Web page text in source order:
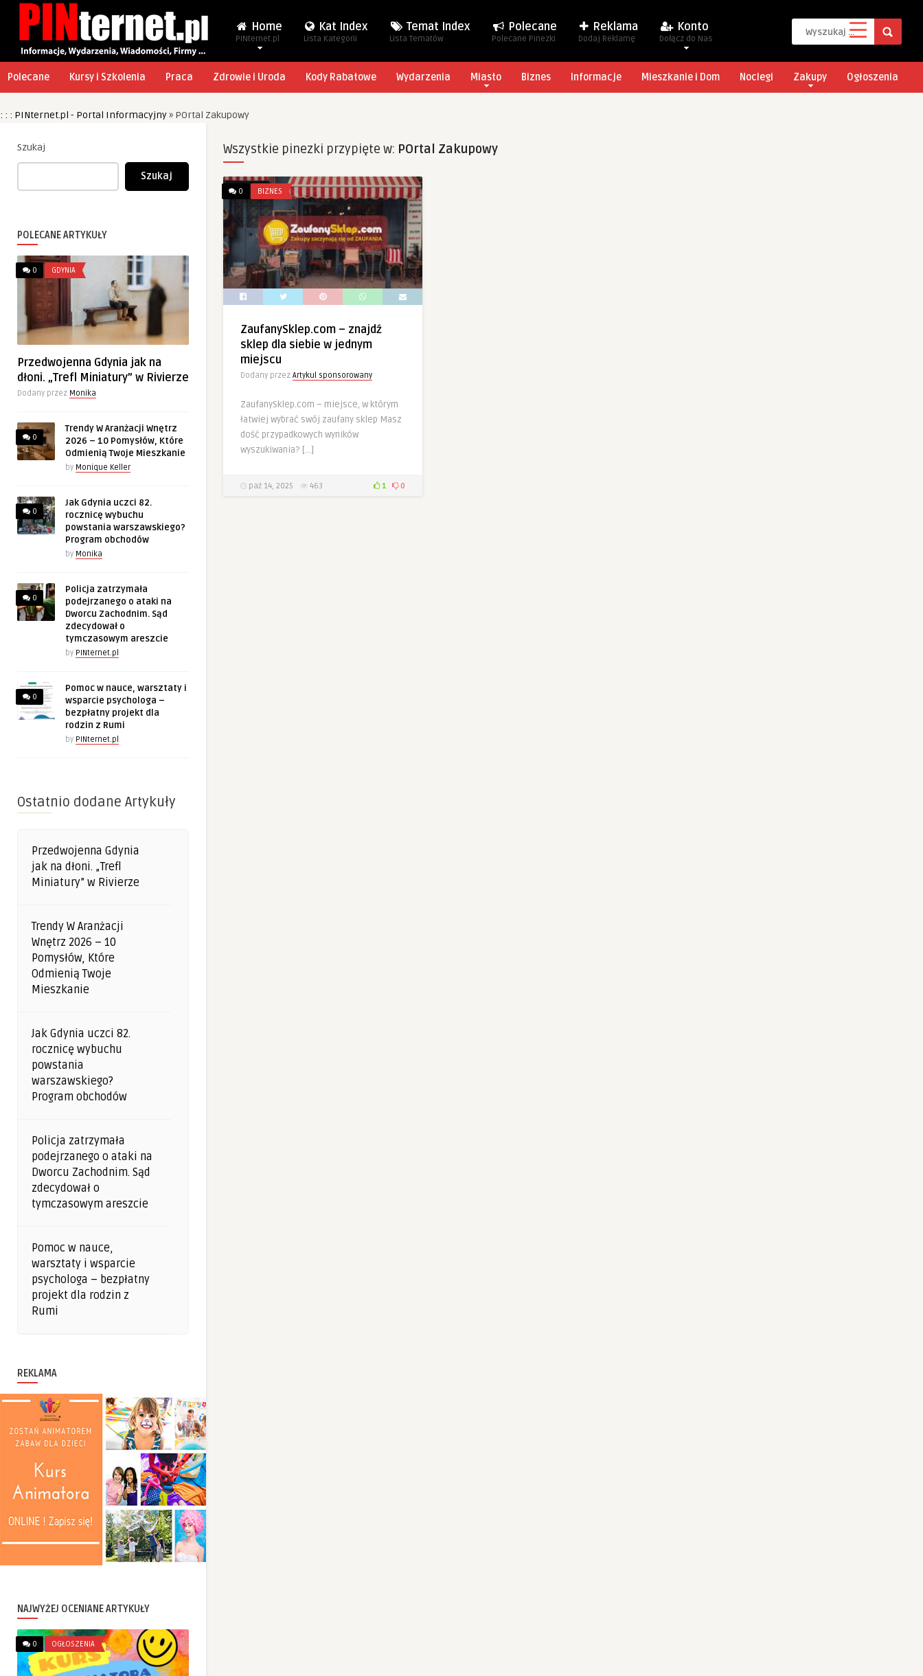
Home
PINternet.pl
Kat Index
Lista Kategorii
Temat Index
Lista Tematów
Polecane
Polecane Pinezki
Reklama
Dodaj Reklamę
Konto
Dołącz do Nas
Polecane Kursy i Szkolenia Praca Zdrowie i Uroda Kody Rabatowe Wydarzenia Miasto Biznes Informacje Mieszkanie i Dom Noclegi Zakupy Ogłoszenia
: : : PINternet.pl - Portal Informacyjny» POrtal Zakupowy
Szukaj
Szukaj
POLECANE ARTYKUŁY
0 GDYNIA
Przedwojenna Gdynia jak na
dłoni. „Trefl Miniatury” w Rivierze
Dodany przez Monika
0
Trendy W Aranżacji Wnętrz
2026 – 10 Pomysłów, Które
Odmienią Twoje Mieszkanie
by Monique Keller
0
Jak Gdynia uczci 82.
rocznicę wybuchu
powstania warszawskiego?
Program obchodów
by Monika
0
Policja zatrzymała
podejrzanego o ataki na
Dworcu Zachodnim. Sąd
zdecydował o
tymczasowym areszcie
by PINternet.pl
0
Pomoc w nauce, warsztaty i
wsparcie psychologa –
bezpłatny projekt dla
rodzin z Rumi
by PINternet.pl
Ostatnio dodane Artykuły
Przedwojenna Gdynia
jak na dłoni. „Trefl
Miniatury” w Rivierze
Trendy W Aranżacji
Wnętrz 2026 – 10
Pomysłów, Które
Odmienią Twoje
Mieszkanie
Jak Gdynia uczci 82.
rocznicę wybuchu
powstania
warszawskiego?
Program obchodów
Policja zatrzymała
podejrzanego o ataki na
Dworcu Zachodnim. Sąd
zdecydował o
tymczasowym areszcie
Pomoc w nauce,
warsztaty i wsparcie
psychologa – bezpłatny
projekt dla rodzin z
Rumi
REKLAMA
NAJWYŻEJ OCENIANE ARTYKUŁY
0 OGŁOSZENIA
Wszystkie pinezki przypięte w: POrtal Zakupowy
0 BIZNES
ZaufanySklep.com – znajdź
sklep dla siebie w jednym
miejscu
Dodany przez Artykul sponsorowany
ZaufanySklep.com – miejsce, w którym
łatwiej wybrać swój zaufany sklep Masz
dość przypadkowych wyników
wyszukiwania? […]
paź 14, 2025 463 1 0